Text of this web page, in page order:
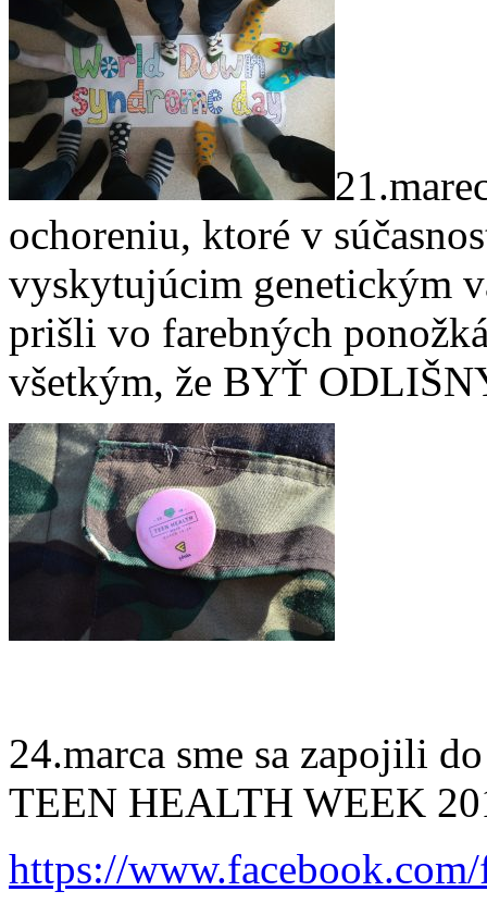
ochoreniu, ktoré v
vyskytujúcim genetickým
prišli vo farebných
všetkým, že BYŤ
24.marca sme sa zapojili
TEEN HEALTH WEEK
https://